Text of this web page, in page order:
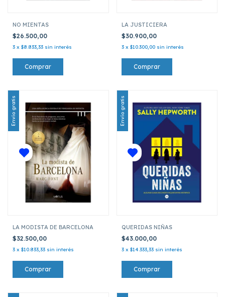
NO MIENTAS
$26.500,00
3 x $8.833,33 sin interés
LA JUSTICIERA
$30.900,00
3 x $10.300,00 sin interés
Envío gratis
LA MODISTA DE BARCELONA
$32.500,00
3 x $10.833,33 sin interés
Envío gratis
QUERIDAS NIÑAS
$43.000,00
3 x $14.333,33 sin interés